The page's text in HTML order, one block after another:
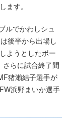
ます。
ルでかわしシュ
後半から出場し
ようとしたボー
らに試合終了間
猪瀨結子選手が
浜野まいか選手